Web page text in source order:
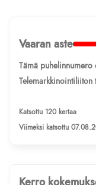
Vaaran aste
Tämä puhelinnumero
Telemarkkinointiliiton
Katsottu 120 kertaa
Viimeksi katsottu